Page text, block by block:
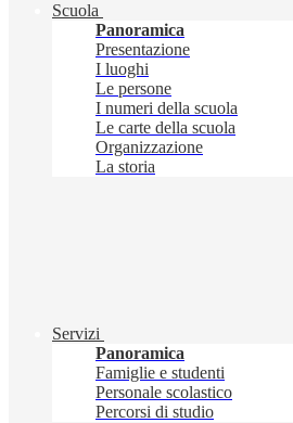
Scuola
Panoramica
Presentazione
I luoghi
Le persone
I numeri della scuola
Le carte della scuola
Organizzazione
La storia
Servizi
Panoramica
Famiglie e studenti
Personale scolastico
Percorsi di studio